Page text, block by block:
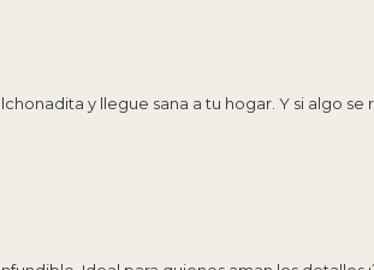
y llegue sana a tu hogar. Y si algo se